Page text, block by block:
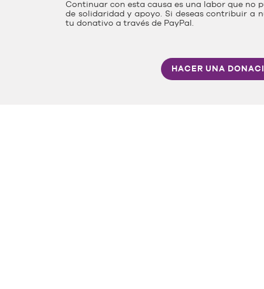
Continuar con esta causa es una labor que no
de solidaridad y apoyo. Si deseas contribuir a
tu donativo a través de PayPal.
HACER UNA